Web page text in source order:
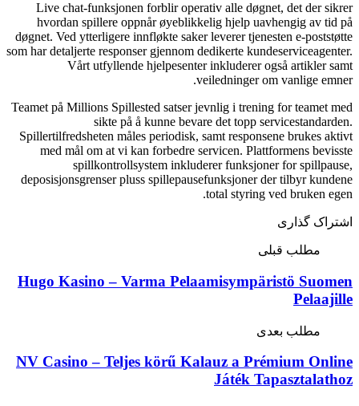
Live chat-funksjonen forblir
hvordan spillere oppnår
døgnet. Ved ytterligere innfløkte saker
som har detaljerte responser gjennom
Vårt utfyllende
Teamet på Millions Spillested satser
sikte på å kunne
Spillertilfredsheten måles periodisk,
med mål om at vi kan forbedre
spillkontrollsystem
deposisjonsgrenser pluss
Hugo Kasino – Varma
NV Casino – Teljes körű